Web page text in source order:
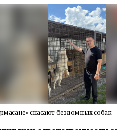
спасают бездомных собак